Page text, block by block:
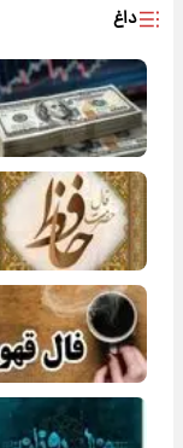
داغ